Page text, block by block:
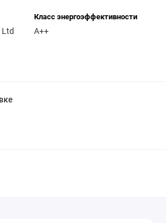
Ltd
Класс энергоэффективности
A++